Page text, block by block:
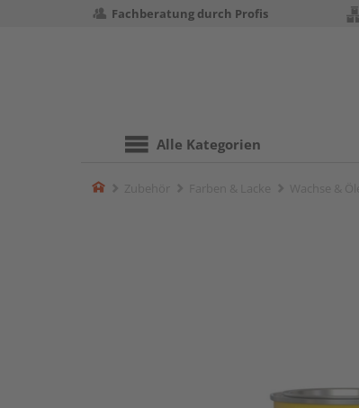
Fachberatung durch Profis
Alle Kategorien
Home